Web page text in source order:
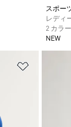
スポー
レディ
2 カラー
NEW
ほしいも